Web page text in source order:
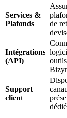
Services &
Plafonds
de
Intégrations
(API)
Support
client